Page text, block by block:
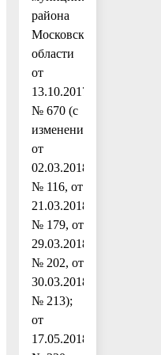
района
Московской
области
от
13.10.2017
№ 670 (с
изменениями
от
02.03.2018
№ 116, от
21.03.2018
№ 179, от
29.03.2018
№ 202, от
30.03.2018
№ 213);
от
17.05.2018